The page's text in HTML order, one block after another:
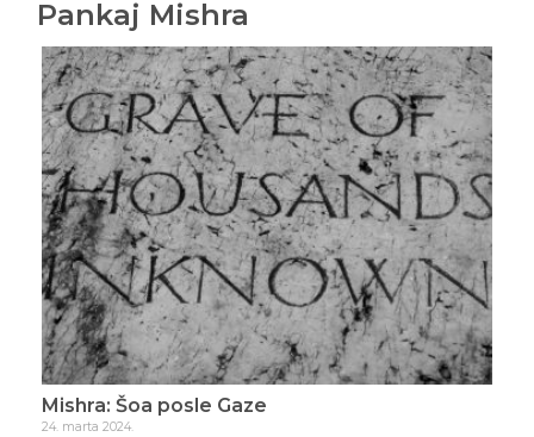
Pankaj Mishra
Mishra: Šoa posle Gaze
24. marta 2024.